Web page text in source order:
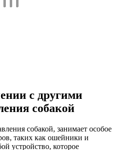
с другими
собакой
собакой, занимает особое
таких как ошейники и
устройство, которое